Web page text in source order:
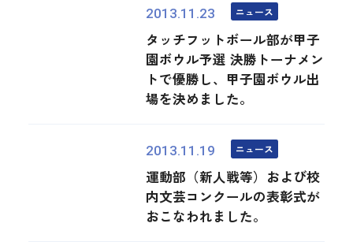
2013.11.23 ニュース
タッチフットボール部が甲子
園ボウル予選 決勝トーナメン
トで優勝し、甲子園ボウル出
場を決めました。
2013.11.19 ニュース
運動部（新人戦等）および校
内文芸コンクールの表彰式が
おこなわれました。